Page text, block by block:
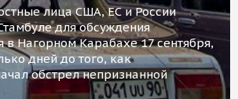
лица США, ЕС и России
для обсуждения
в Нагорном Карабахе 17 сентября,
дней до того, как
обстрел непризнанной